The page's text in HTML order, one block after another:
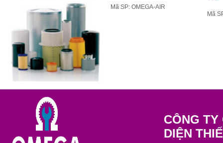
Mã SP: OMEGA-AIR
Mã
CÔNG
DIỆN